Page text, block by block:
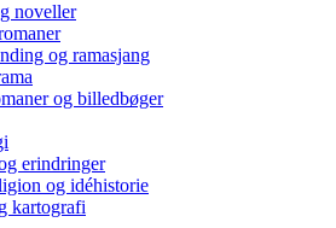
noveller
og ramasjang
og billedbøger
erindringer
og idéhistorie
kartografi